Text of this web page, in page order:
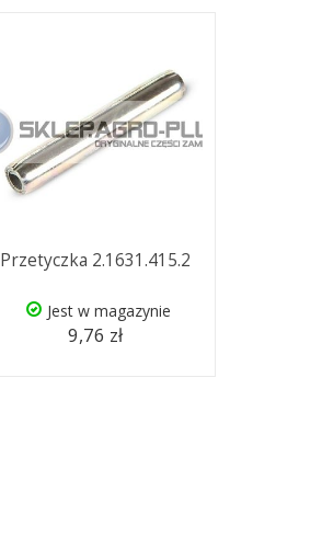
Przetyczka 2.1631.415.2
Jest w magazynie
9,76 zł